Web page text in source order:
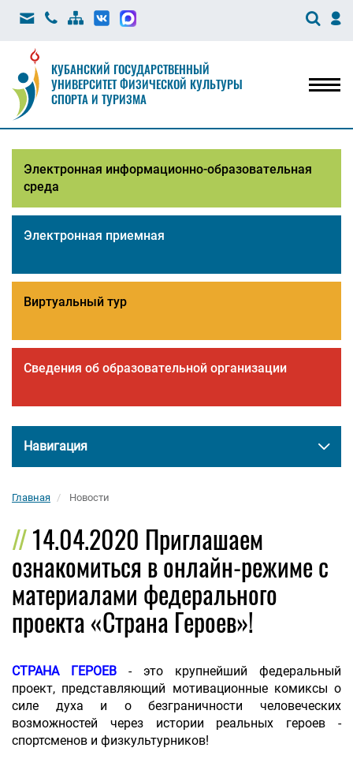
КУБАНСКИЙ ГОСУДАРСТВЕННЫЙ
УНИВЕРСИТЕТ ФИЗИЧЕСКОЙ КУЛЬТУРЫ
СПОРТА И ТУРИЗМА
Электронная информационно-образовательная
среда
Электронная приемная
Виртуальный тур
Сведения об образовательной организации
Навигация
Главная Новости
14.04.2020 Приглашаем
ознакомиться в онлайн-режиме с
материалами федерального
проекта «Страна Героев»!
СТРАНА ГЕРОЕВ - это крупнейший федеральный
проект, представляющий мотивационные комиксы о
силе духа и о безграничности человеческих
возможностей через истории реальных героев -
спортсменов и физкультурников!